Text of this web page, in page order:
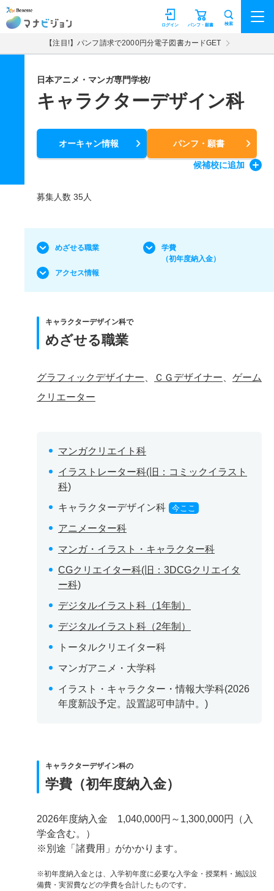
マナビジョン パンフ・願書
ログイン 検索
【注目!】パンフ請求で2000円分電子図書カードGET
日本アニメ・マンガ専門学校/
キャラクターデザイン科
オーキャン情報 パンフ・願書
候補校に追加
募集人数 35人
めざせる職業
学費
（初年度納入金）
アクセス情報
キャラクターデザイン科で
めざせる職業
グラフィックデザイナー ＣＧデザイナー
ゲーム
クリエーター
マンガクリエイト科
イラストレーター科(旧：コミックイラスト
科)
キャラクターデザイン科
今ここ
アニメーター科
マンガ・イラスト・キャラクター科
CGクリエイター科(旧：3DCGクリエイタ
ー科)
デジタルイラスト科（1年制）
デジタルイラスト科（2年制）
トータルクリエイター科
マンガアニメ・大学科
イラスト・キャラクター・情報大学科(2026
年度新設予定。設置認可申請中。)
キャラクターデザイン科の
学費（初年度納入金）
2026年度納入金 1,040,000円～1,300,000円（入
学金含む。）
※別途「諸費用」がかかります。
※初年度納入金とは、入学初年度に必要な入学金・授業料・施設設
備費・実習費などの学費を合計したものです。